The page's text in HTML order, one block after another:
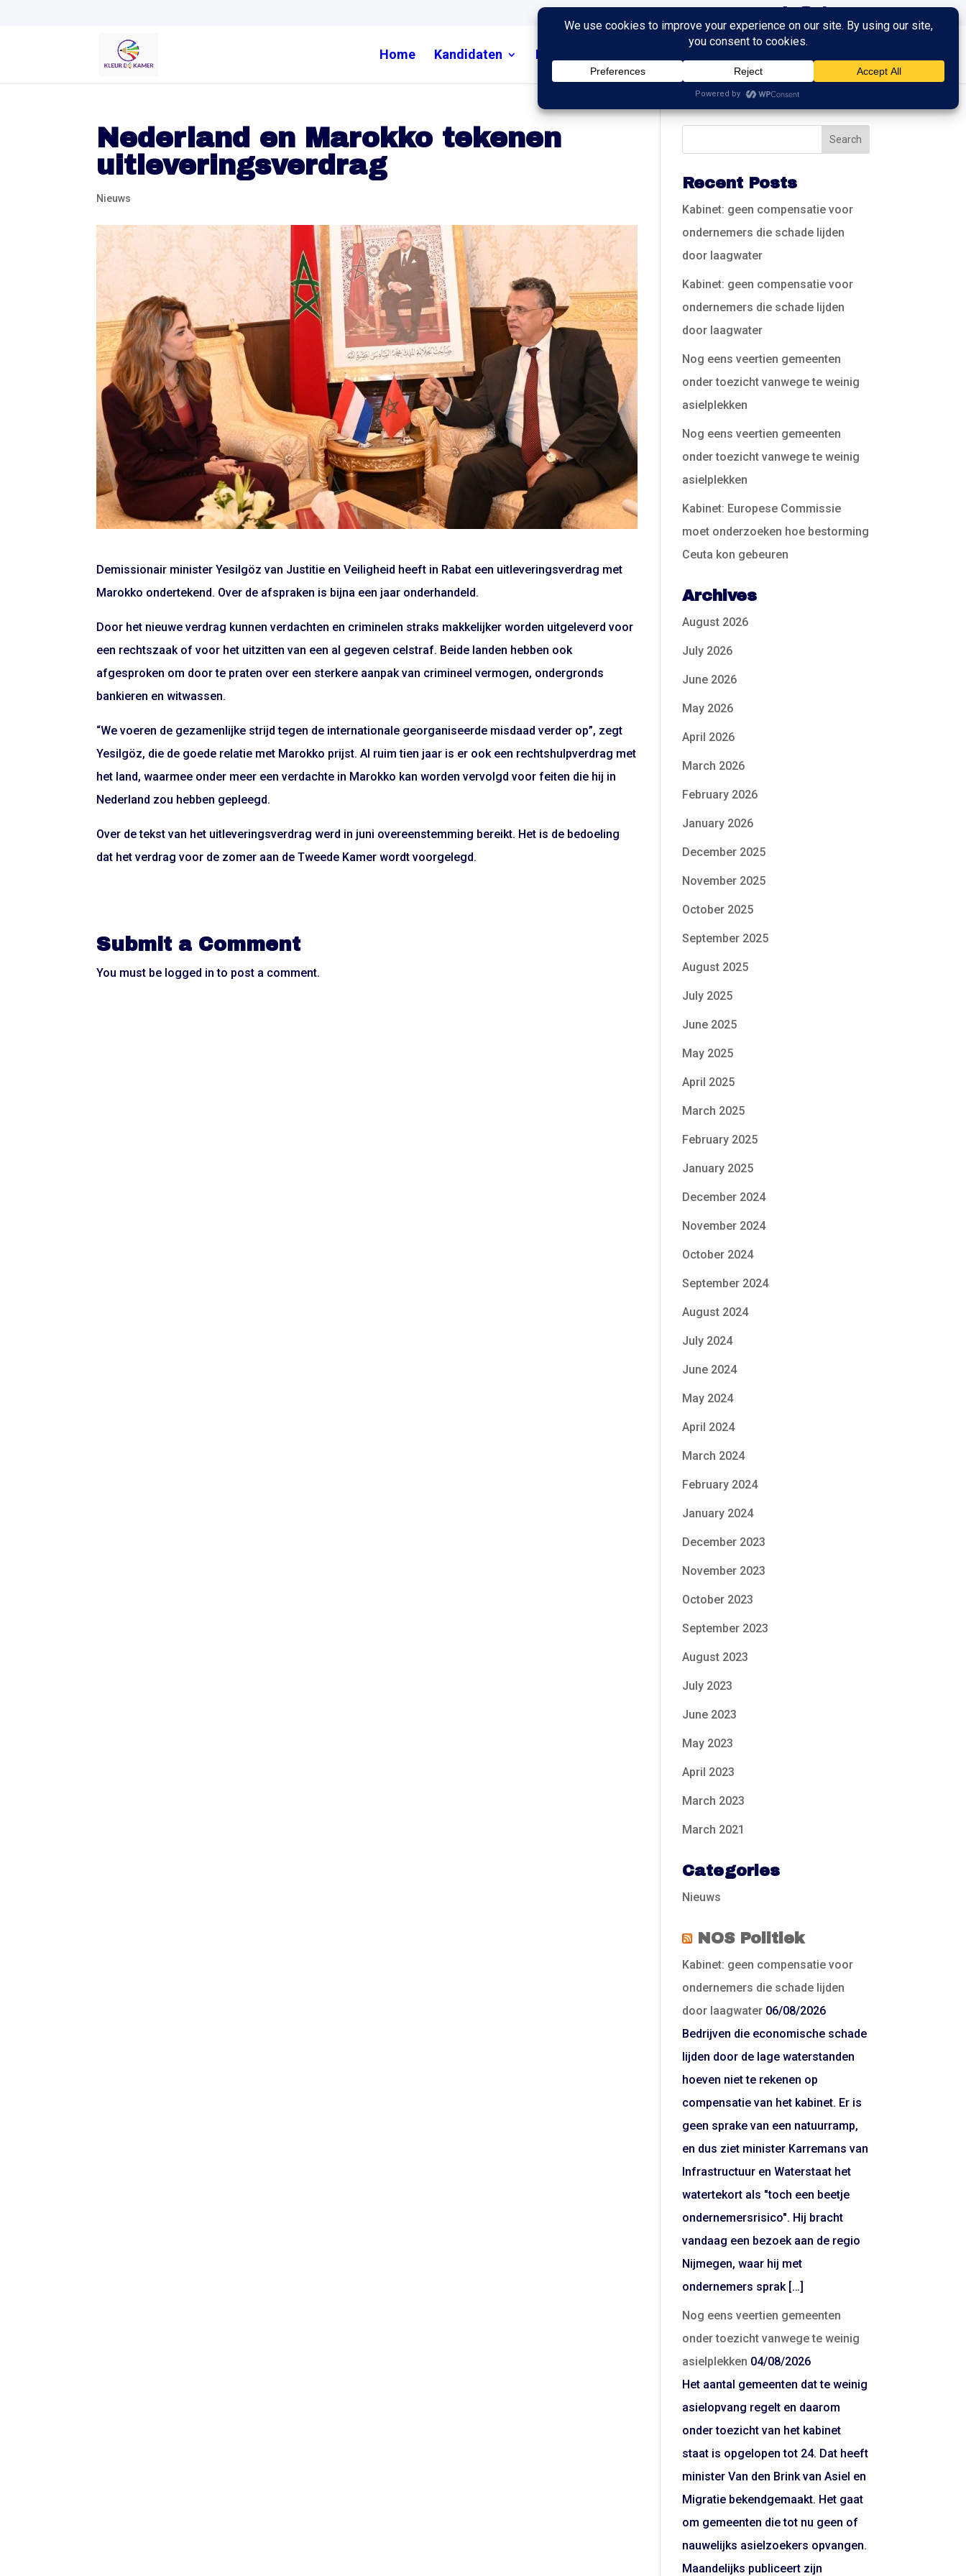
Home Kandidaten Nieuws
Nederland en Marokko tekenen
uitleveringsverdrag
Nieuws
Demissionair minister Yesilgöz van Justitie en Veiligheid heeft in Rabat een uitleveringsverdrag met
Marokko ondertekend. Over de afspraken is bijna een jaar onderhandeld.
Door het nieuwe verdrag kunnen verdachten en criminelen straks makkelijker worden uitgeleverd voor
een rechtszaak of voor het uitzitten van een al gegeven celstraf. Beide landen hebben ook
afgesproken om door te praten over een sterkere aanpak van crimineel vermogen, ondergronds
bankieren en witwassen.
“We voeren de gezamenlijke strijd tegen de internationale georganiseerde misdaad verder op”, zegt
Yesilgöz, die de goede relatie met Marokko prijst. Al ruim tien jaar is er ook een rechtshulpverdrag met
het land, waarmee onder meer een verdachte in Marokko kan worden vervolgd voor feiten die hij in
Nederland zou hebben gepleegd.
Over de tekst van het uitleveringsverdrag werd in juni overeenstemming bereikt. Het is de bedoeling
dat het verdrag voor de zomer aan de Tweede Kamer wordt voorgelegd.
Submit a Comment
You must be logged in to post a comment.
Recent Posts
Kabinet: geen compensatie voor
ondernemers die schade lijden
door laagwater
Kabinet: geen compensatie voor
ondernemers die schade lijden
door laagwater
Nog eens veertien gemeenten
onder toezicht vanwege te weinig
asielplekken
Nog eens veertien gemeenten
onder toezicht vanwege te weinig
asielplekken
Kabinet: Europese Commissie
moet onderzoeken hoe bestorming
Ceuta kon gebeuren
Archives
August 2026
July 2026
June 2026
May 2026
April 2026
March 2026
February 2026
January 2026
December 2025
November 2025
October 2025
September 2025
August 2025
July 2025
June 2025
May 2025
April 2025
March 2025
February 2025
January 2025
December 2024
November 2024
October 2024
September 2024
August 2024
July 2024
June 2024
May 2024
April 2024
March 2024
February 2024
January 2024
December 2023
November 2023
October 2023
September 2023
August 2023
July 2023
June 2023
May 2023
April 2023
March 2023
March 2021
Categories
Nieuws
NOS Politiek
Kabinet: geen compensatie voor
ondernemers die schade lijden
door laagwater 06/08/2026
Bedrijven die economische schade
lijden door de lage waterstanden
hoeven niet te rekenen op
compensatie van het kabinet. Er is
geen sprake van een natuurramp,
en dus ziet minister Karremans van
Infrastructuur en Waterstaat het
watertekort als "toch een beetje
ondernemersrisico". Hij bracht
vandaag een bezoek aan de regio
Nijmegen, waar hij met
ondernemers sprak […]
Nog eens veertien gemeenten
onder toezicht vanwege te weinig
asielplekken 04/08/2026
Het aantal gemeenten dat te weinig
asielopvang regelt en daarom
onder toezicht van het kabinet
staat is opgelopen tot 24. Dat heeft
minister Van den Brink van Asiel en
Migratie bekendgemaakt. Het gaat
om gemeenten die tot nu geen of
nauwelijks asielzoekers opvangen.
Maandelijks publiceert zijn